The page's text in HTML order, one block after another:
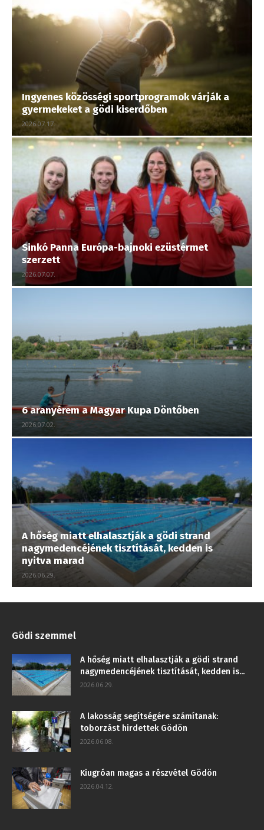
Ingyenes közösségi sportprogramok várják a
gyermekeket a gödi kiserdőben
2026.07.17.
Sinkó Panna Európa-bajnoki ezüstérmet
szerzett
2026.07.07.
6 aranyérem a Magyar Kupa Döntőben
2026.07.02.
A hőség miatt elhalasztják a gödi strand
nagymedencéjének tisztítását, kedden is
nyitva marad
2026.06.29.
Gödi szemmel
A hőség miatt elhalasztják a gödi strand
nagymedencéjének tisztítását, kedden is...
2026.06.29.
A lakosság segítségére számítanak:
toborzást hirdettek Gödön
2026.06.08.
Kiugróan magas a részvétel Gödön
2026.04.12.